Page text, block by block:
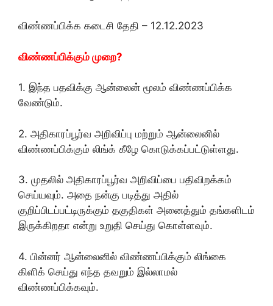
விண்ணப்பிக்க கடைசி தேதி – 12.12.2023
விண்ணப்பிக்கும் முறை?
1. இந்த பதவிக்கு ஆன்லைன் மூலம் விண்ணப்பிக்க
வேண்டும்.
2. அதிகாரப்பூர்வ அறிவிப்பு மற்றும் ஆன்லைனில்
விண்ணப்பிக்கும் லிங்க் கீழே கொடுக்கப்பட்டுள்ளது.
3. முதலில் அதிகாரப்பூர்வ அறிவிப்பை பதிவிறக்கம்
செய்யவும். அதை நன்கு படித்து அதில்
குறிப்பிடப்பட்டிருக்கும் தகுதிகள் அனைத்தும் தங்களிடம்
இருக்கிறதா என்று உறுதி செய்து கொள்ளவும்.
4. பின்னர் ஆன்லைனில் விண்ணப்பிக்கும் லிங்கை
கிளிக் செய்து எந்த தவறும் இல்லாமல்
விண்ணப்பிக்கவும்.